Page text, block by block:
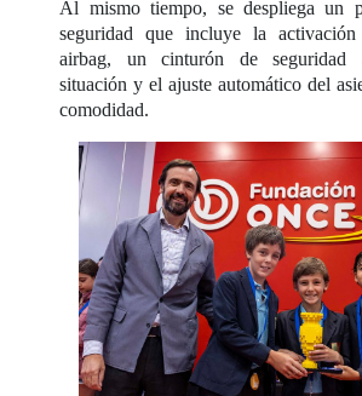
Al mismo tiempo, se despliega un
seguridad que incluye la
airbag, un cinturón de seguridad
situación y el ajuste automático del
comodidad.